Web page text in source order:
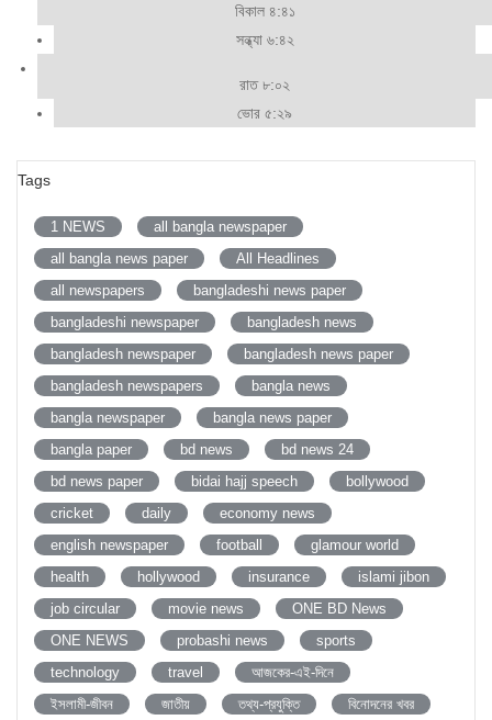
বিকাল ৪:৪১
সন্ধ্যা ৬:৪২
রাত ৮:০২
ভোর ৫:২৯
Tags
1 NEWS
all bangla newspaper
all bangla news paper
All Headlines
all newspapers
bangladeshi news paper
bangladeshi newspaper
bangladesh news
bangladesh newspaper
bangladesh news paper
bangladesh newspapers
bangla news
bangla newspaper
bangla news paper
bangla paper
bd news
bd news 24
bd news paper
bidai hajj speech
bollywood
cricket
daily
economy news
english newspaper
football
glamour world
health
hollywood insurance
islami jibon
job circular
movie news
ONE BD News
ONE NEWS
probashi news
sports
technology
travel
আজকের-এই-দিনে
ইসলামী-জীবন
জাতীয় তথ্য-প্রযুক্তি
বিনোদনের খবর